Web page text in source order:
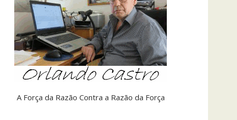
A Força da Razão Contra a Razão da Força